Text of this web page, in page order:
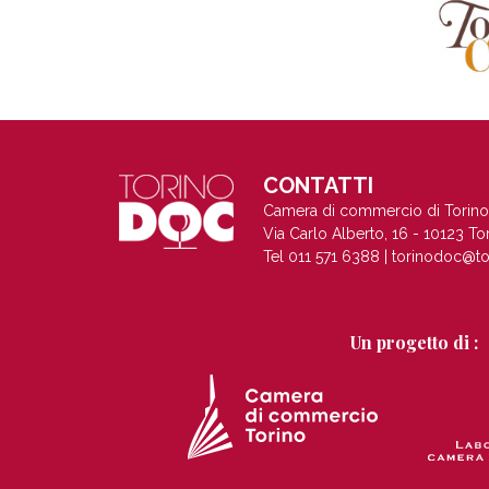
CONTATTI
Camera di commercio di Torino
Via Carlo Alberto, 16 - 10123
Tel 011 571 6388 |
Un progetto di :